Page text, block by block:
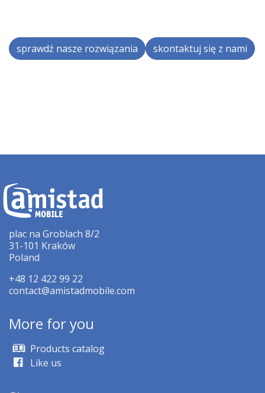
sprawdź nasze rozwiązania skontaktuj się z nami
plac na Groblach 8/2
31-101 Kraków
Poland
+48 12 422 99 22
contact@amistadmobile.com
More for you
Products catalog
Like us